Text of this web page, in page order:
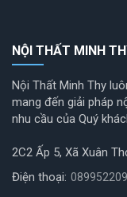
NỘI THẤT MINH
Nội Thất Minh Thy
mang đến giải pháp
nhu cầu của Quý
2C2 Ấp 5, Xã Xuân
Điện thoại: